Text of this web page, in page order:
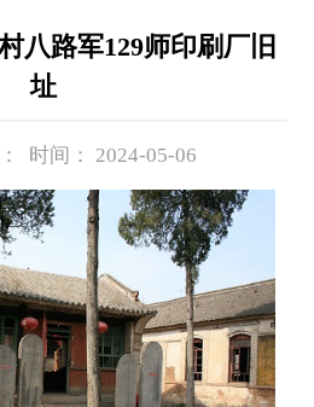
八路军129师印刷厂旧
址
时间： 2024-05-06